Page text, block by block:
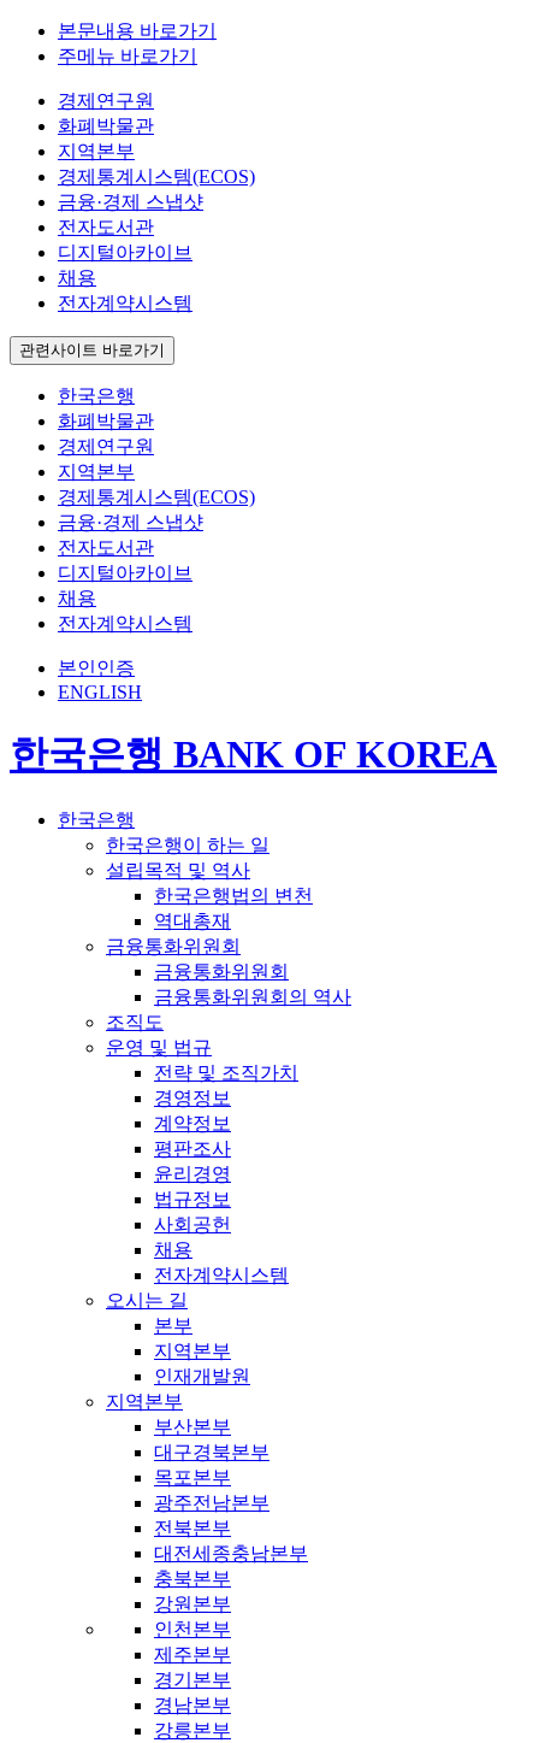
본문내용 바로가기
주메뉴 바로가기
경제연구원
화폐박물관
지역본부
경제통계시스템(ECOS)
금융·경제 스냅샷
전자도서관
디지털아카이브
채용
전자계약시스템
관련사이트 바로가기
한국은행
화폐박물관
경제연구원
지역본부
경제통계시스템(ECOS)
금융·경제 스냅샷
전자도서관
디지털아카이브
채용
전자계약시스템
본인인증
ENGLISH
한국은행 BANK OF KOREA
한국은행
한국은행이 하는 일
설립목적 및 역사
한국은행법의 변천
역대총재
금융통화위원회
금융통화위원회
금융통화위원회의 역사
조직도
운영 및 법규
전략 및 조직가치
경영정보
계약정보
평판조사
윤리경영
법규정보
사회공헌
채용
전자계약시스템
오시는 길
본부
지역본부
인재개발원
지역본부
부산본부
대구경북본부
목포본부
광주전남본부
전북본부
대전세종충남본부
충북본부
강원본부
인천본부
제주본부
경기본부
경남본부
강릉본부